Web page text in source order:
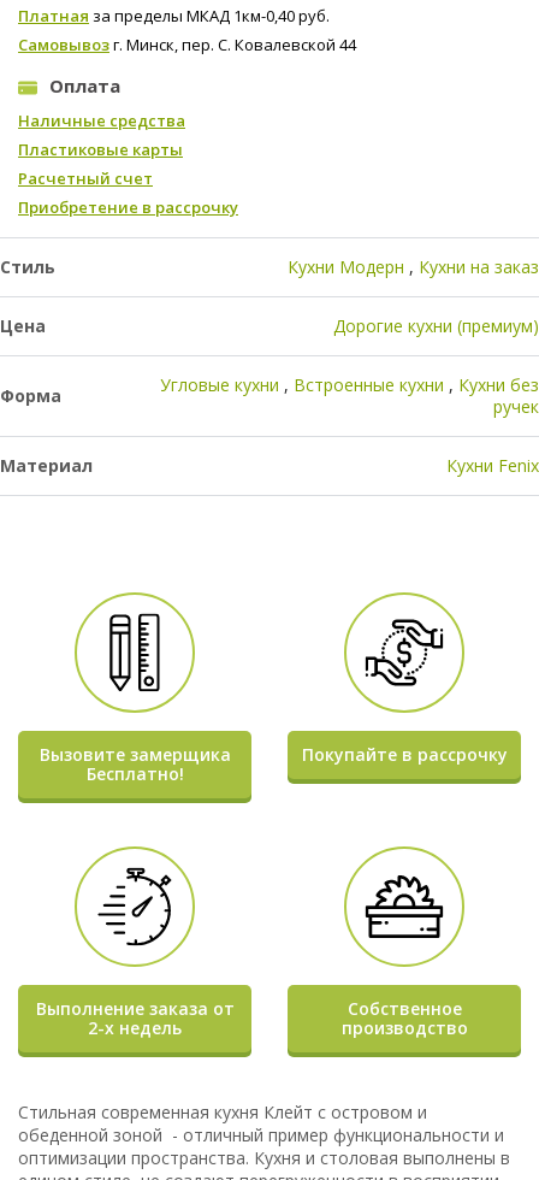
Платная за пределы МКАД 1км-0,40 руб.
Самовывозг. Минск, пер. С. Ковалевской 44
Оплата
Наличные средства
Пластиковые карты
Расчетный счет
Приобретение в рассрочку
Стиль Кухни Модерн Кухни на заказ
Цена Дорогие кухни (премиум)
Форма Угловые кухни Встроенные кухни
Кухни без
ручек
Материал Кухни Fenix
Вызовите замерщика
Бесплатно!
Покупайте в рассрочку
Выполнение заказа от
2-х недель
Собственное
производство
Стильная современная кухня Клейт с островом и
обеденной зоной - отличный пример функциональности и
оптимизации пространства. Кухня и столовая выполнены в